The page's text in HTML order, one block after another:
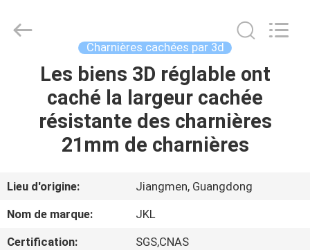
MAISON
PRODUITS
SUJET
DE
NOUS
Co.,Ltd.
Charnières cachées par 3d
Les biens 3D réglable ont
caché la largeur cachée
résistante des charnières
21mm de charnières
Lieu d'origine:
Jiangmen, Guangdong
Nom de marque:
JKL
Certification:
SGS,CNAS